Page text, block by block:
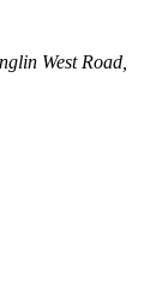
West Road,